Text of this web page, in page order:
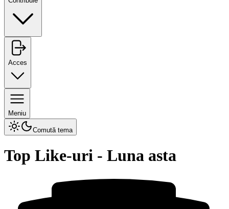
Acces
Meniu
Comută tema
Top Like-uri - Luna asta